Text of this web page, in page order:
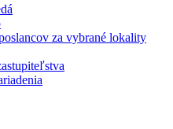
za vybrané lokality